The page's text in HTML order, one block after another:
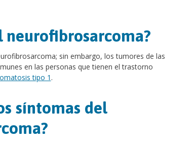
neurofibrosarcoma?
sin embargo, los tumores de las
en las personas que tienen el trastorno
tipo 1 .
síntomas del